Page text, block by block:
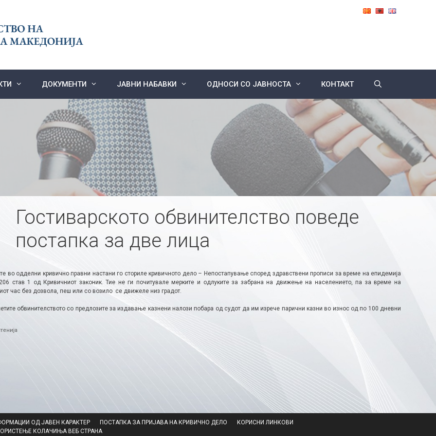
ДОКУМЕНТИ ЈАВНИ НАБАВКИ ОДНОСИ СО ЈАВНОСТА КОНТАКТ
Гостиварското обвинителство поведе
постапка за две лица
во одделни кривично правни настани го сториле кривичното дело – Непостапување според здравствени прописи за време на епидемија
став 1 од Кривичниот законик. Тие не ги почитувале мерките и одлуките за забрана на движење на населението, па за време на
час без дозвола, пеш или со возило се движеле низ градот.
обвинителството со предлозите за издавање казнени налози побара од судот да им изрече парични казни во износ од по 100 дневни
ОД ЈАВЕН КАРАКТЕР ПОСТАПКА ЗА ПРИЈАВА НА КРИВИЧНО ДЕЛО
КОРИСНИ ЛИНКОВИ
КОЛАЧИЊА ВЕБ СТРАНА